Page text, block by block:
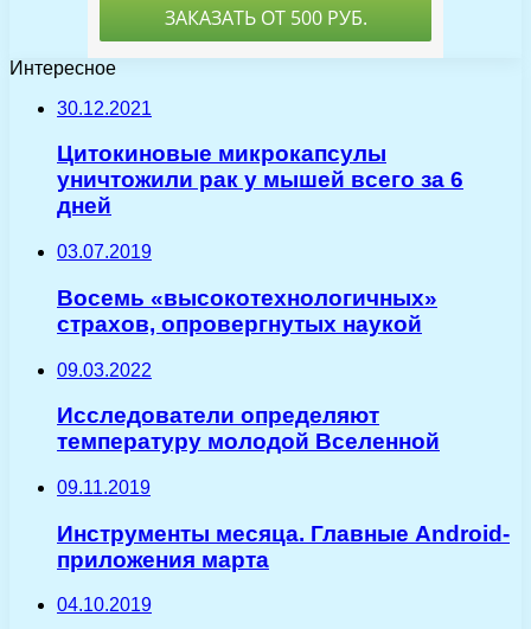
Интересное
30.12.2021
Цитокиновые микрокапсулы
уничтожили рак у мышей всего за 6
дней
03.07.2019
Восемь «высокотехнологичных»
страхов, опровергнутых наукой
09.03.2022
Исследователи определяют
температуру молодой Вселенной
09.11.2019
Инструменты месяца. Главные Android-
приложения марта
04.10.2019